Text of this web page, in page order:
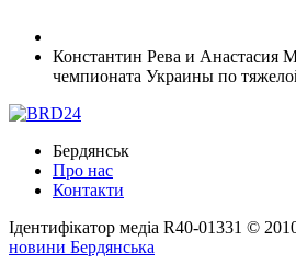
Константин Рева и Анастасия
чемпионата Украины по
Бердянськ
Про нас
Контакти
Ідентифікатор медіа R40-01331 ©
новини Бердянська